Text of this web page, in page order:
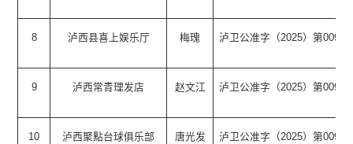
8 泸西县喜上娱乐厅 梅瑰 泸卫公准字（2025）第0095
9 泸西常青理发店 赵文江 泸卫公准字（2025）第0097
10 泸西聚點台球俱乐部 唐光发 泸卫公准字（2025）第0098